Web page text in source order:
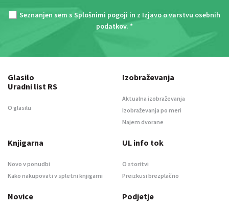
Seznanjen sem s Splošnimi pogoji in z Izjavo o varstvu osebnih
podatkov. *
Glasilo
Uradni list RS
O glasilu
Izobraževanja
Aktualna izobraževanja
Izobraževanja po meri
Najem dvorane
Knjigarna
Novo v ponudbi
Kako nakupovati v spletni knjigarni
UL info tok
O storitvi
Preizkusi brezplačno
Novice Podjetje